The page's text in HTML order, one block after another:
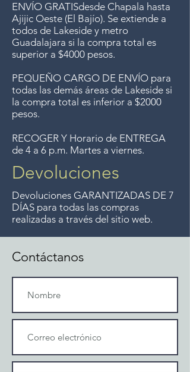
ENVÍO GRATISdesde Chapala hasta
Ajijic Oeste (El Bajío). Se extiende a
todos de Lakeside y metro
Guadalajara si la compra total es
superior a $4000 pesos.
PEQUEÑO CARGO DE ENVÍO para
todas las demás áreas de Lakeside si
la compra total es inferior a $2000
pesos.
RECOGER Y Horario de ENTREGA
de 4 a 6 p.m. Martes a viernes.
Devoluciones
Devoluciones GARANTIZADAS DE 7
DÍAS para todas las compras
realizadas a través del sitio web.
Contáctanos